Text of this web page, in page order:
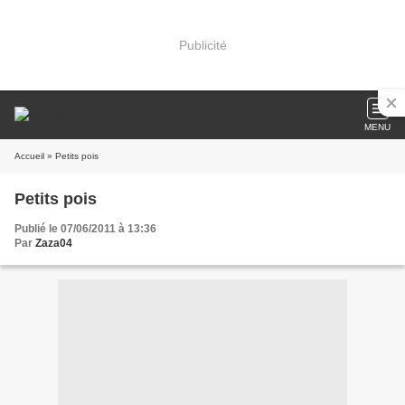
Publicité
MENU
Accueil » Petits pois
Petits pois
Publié le 07/06/2011 à 13:36
Par Zaza04